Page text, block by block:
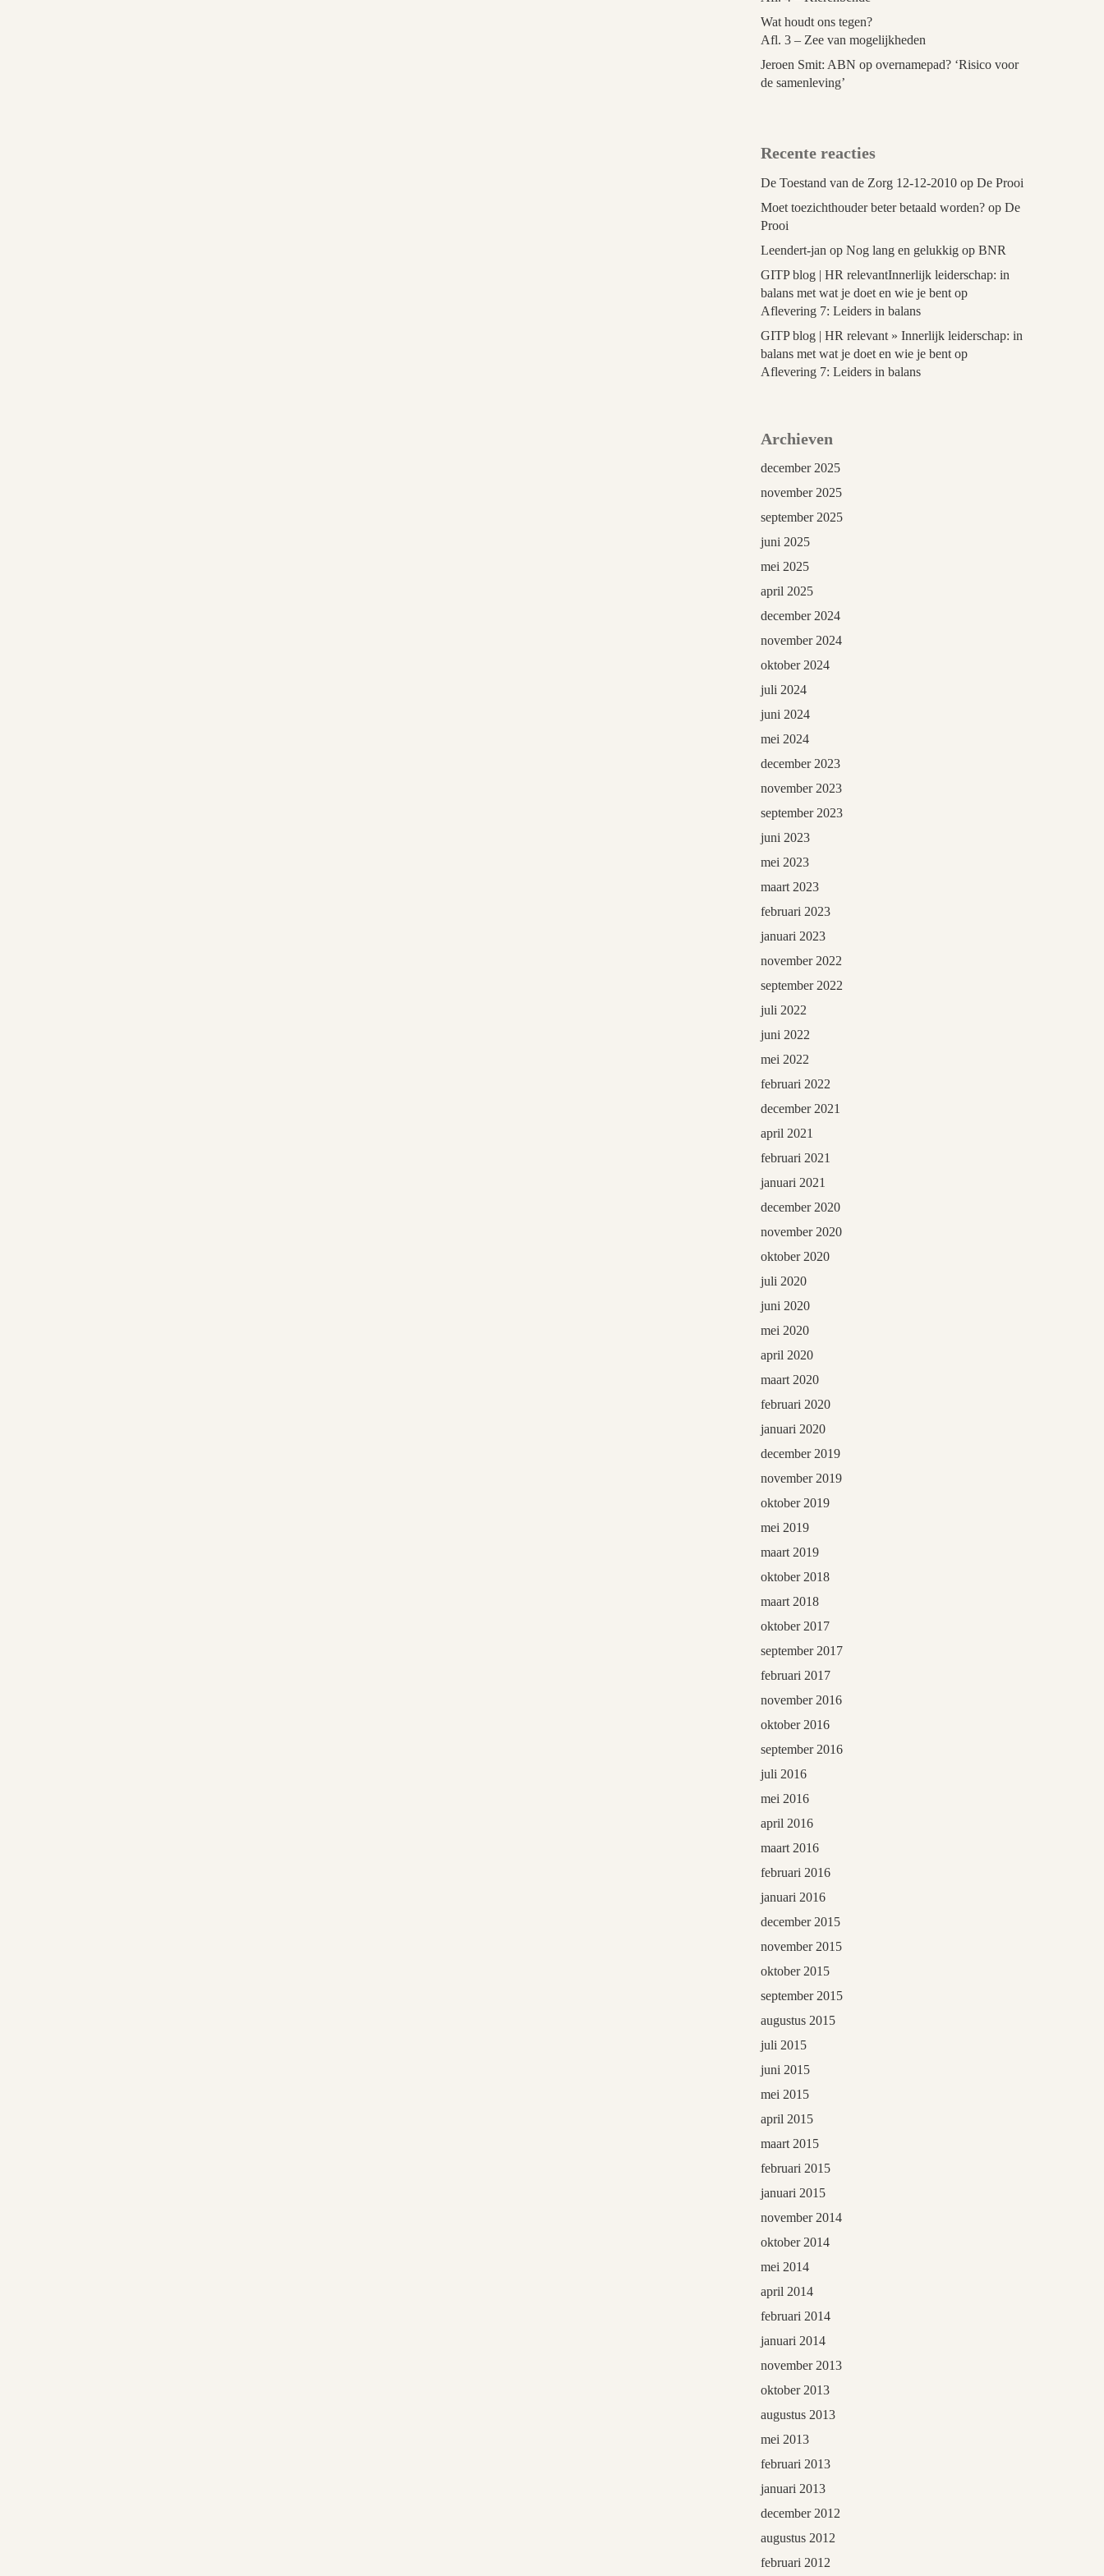
Wat houdt ons tegen?
Afl. 3 – Zee van mogelijkheden
Jeroen Smit: ABN op overnamepad? ‘Risico voor
de samenleving’
Recente reacties
De Toestand van de Zorg 12-12-2010op De Prooi
Moet toezichthouder beter betaald worden?op De
Prooi
Leendert-jan op Nog lang en gelukkig op BNR
GITP blog | HR relevantInnerlijk leiderschap: in
balans met wat je doet en wie je bentop
Aflevering 7: Leiders in balans
GITP blog | HR relevant » Innerlijk leiderschap: in
balans met wat je doet en wie je bentop
Aflevering 7: Leiders in balans
Archieven
december 2025
november 2025
september 2025
juni 2025
mei 2025
april 2025
december 2024
november 2024
oktober 2024
juli 2024
juni 2024
mei 2024
december 2023
november 2023
september 2023
juni 2023
mei 2023
maart 2023
februari 2023
januari 2023
november 2022
september 2022
juli 2022
juni 2022
mei 2022
februari 2022
december 2021
april 2021
februari 2021
januari 2021
december 2020
november 2020
oktober 2020
juli 2020
juni 2020
mei 2020
april 2020
maart 2020
februari 2020
januari 2020
december 2019
november 2019
oktober 2019
mei 2019
maart 2019
oktober 2018
maart 2018
oktober 2017
september 2017
februari 2017
november 2016
oktober 2016
september 2016
juli 2016
mei 2016
april 2016
maart 2016
februari 2016
januari 2016
december 2015
november 2015
oktober 2015
september 2015
augustus 2015
juli 2015
juni 2015
mei 2015
april 2015
maart 2015
februari 2015
januari 2015
november 2014
oktober 2014
mei 2014
april 2014
februari 2014
januari 2014
november 2013
oktober 2013
augustus 2013
mei 2013
februari 2013
januari 2013
december 2012
augustus 2012
februari 2012